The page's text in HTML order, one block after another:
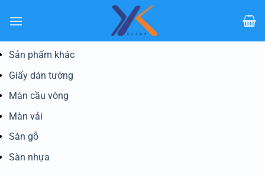
qua
dungSản phẩm khác
Giấy dán tường
Màn cầu vòng
Màn vải
Sàn gỗ
Sàn nhựa